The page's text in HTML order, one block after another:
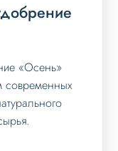
«Осень»
современных